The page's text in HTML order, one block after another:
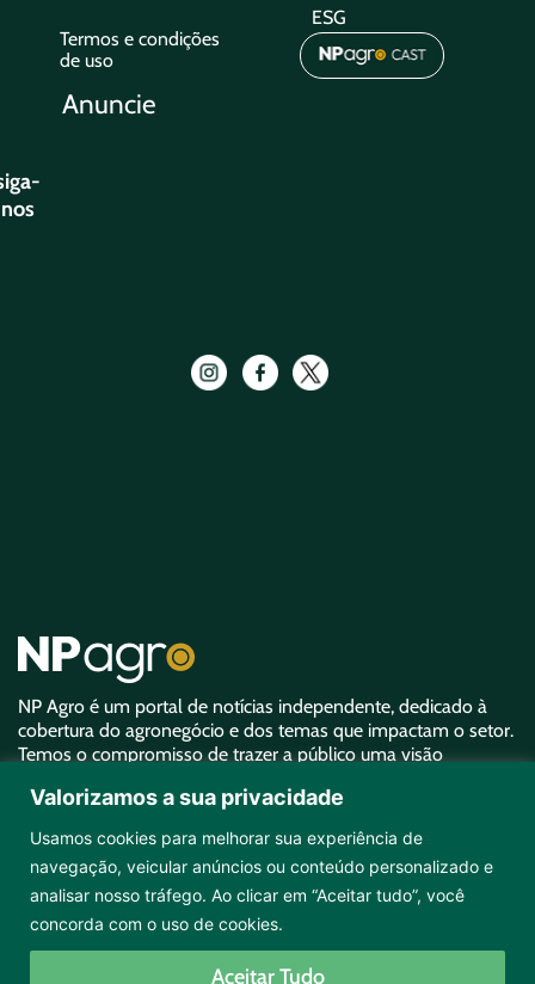
Valorizamos a sua privacidade
Usamos cookies para melhorar sua experiência de
navegação, veicular anúncios ou conteúdo personalizado e
analisar nosso tráfego. Ao clicar em “Aceitar tudo”, você
concorda com o uso de cookies.
Aceitar Tudo
NP Agro é um portal de notícias independente, dedicado à
cobertura do agronegócio e dos temas que impactam o setor.
Temos o compromisso de trazer a público uma visão
equivalente à sua importância.
Termos e condições
de uso
Anuncie
ESG
nos
Copyright ©2026 NPAgro. Todos os direitos reservados.